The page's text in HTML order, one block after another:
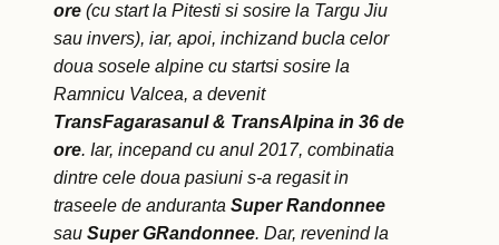
ore (cu start la Pitesti si sosire la Targu Jiu
sau invers), iar, apoi, inchizand bucla celor
doua sosele alpine cu startsi sosire la
Ramnicu Valcea, a devenit
TransFagarasanul & TransAlpina in 36 de
ore. Iar, incepand cu anul 2017, combinatia
dintre cele doua pasiuni s-a regasit in
traseele de anduranta Super Randonnee
sau Super GRandonnee. Dar, revenind la